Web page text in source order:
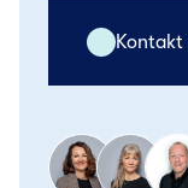
Kontakt